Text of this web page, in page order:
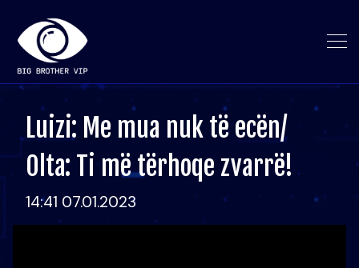
Luizi: Me mua nuk të ecën/
Olta: Ti më tërhoqe zvarrë!
14:41 07.01.2023